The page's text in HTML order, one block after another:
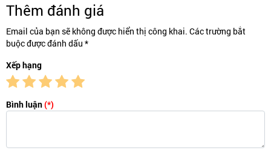
Thêm đánh giá
Email của bạn sẽ không được hiển thị công khai. Các trường bắt
buộc được đánh dấu *
Xếp hạng
Bình luận(*)